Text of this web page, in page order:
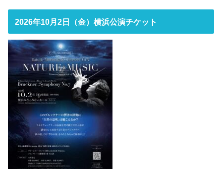
2026年10月2日（金）横浜公演チケット